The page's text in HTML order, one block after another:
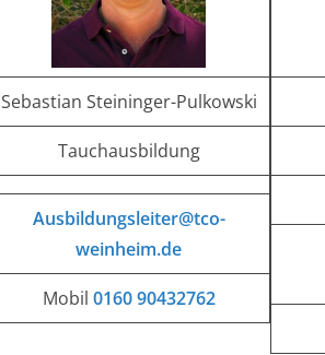
Sebastian Steininger-Pulkowski
Tauchausbildung
Ausbildungsleiter@tco-
weinheim.de
Mobil 0160 90432762